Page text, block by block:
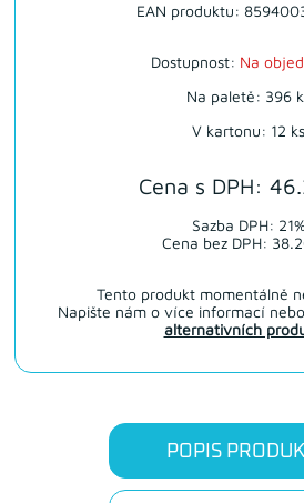
Cena s DPH:
Sazba DPH: 21%
Cena bez DPH:
EAN produktu:
Dostupnost: Na
Na paletě: 396
V kartonu: 12 ks
Tento produkt momentálně
Napište nám o více informací
alternativních
POPIS